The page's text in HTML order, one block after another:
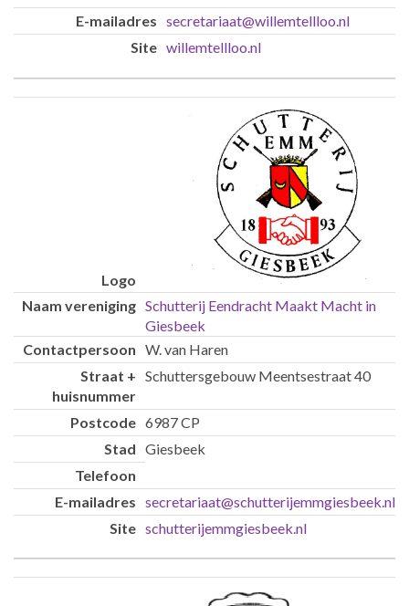
secretariaat@willemtellloo.nl
willemtellloo.nl
Schutterij Eendracht Maakt Macht in
Giesbeek
W. van Haren
Schuttersgebouw Meentsestraat 40
6987 CP
Giesbeek
secretariaat@schutterijemmgiesbeek.nl
schutterijemmgiesbeek.nl